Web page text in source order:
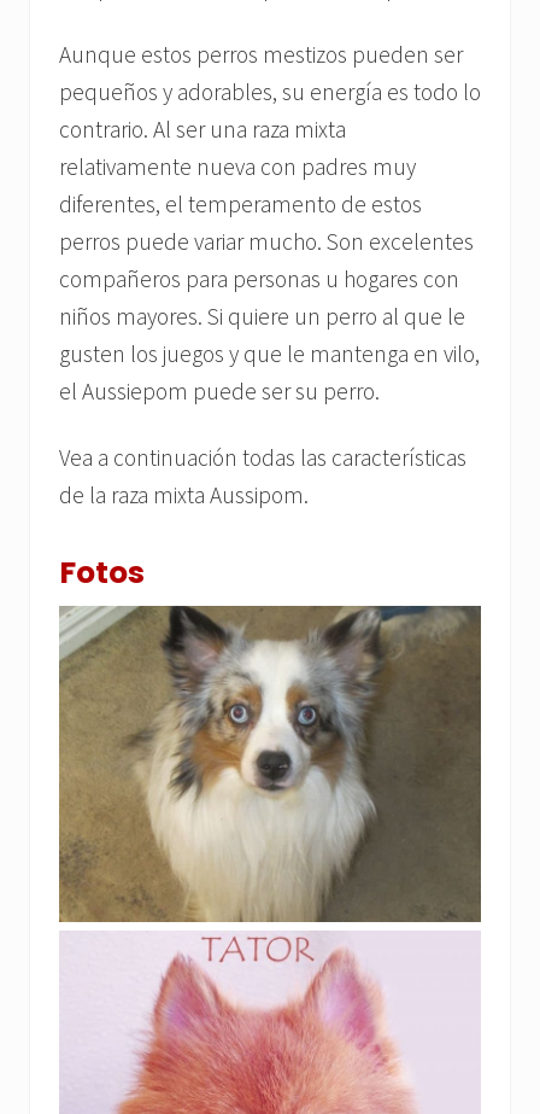
Aunque estos perros mestizos pueden ser
pequeños y adorables, su energía es todo lo
contrario. Al ser una raza mixta
relativamente nueva con padres muy
diferentes, el temperamento de estos
perros puede variar mucho. Son excelentes
compañeros para personas u hogares con
niños mayores. Si quiere un perro al que le
gusten los juegos y que le mantenga en vilo,
el Aussiepom puede ser su perro.
Vea a continuación todas las características
de la raza mixta Aussipom.
Fotos